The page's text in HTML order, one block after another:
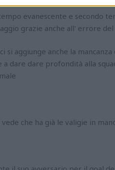
evanescente e secondo
grazie anche all' errore
si aggiunge anche la
dare dare profondità alla
che ha già le valigie in